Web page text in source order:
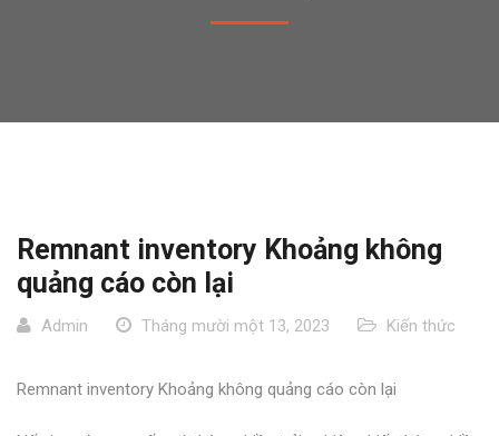
Remnant inventory Khoảng không
quảng cáo còn lại
Admin Tháng mười một 13, 2023 Kiến thức
Remnant inventory Khoảng không quảng cáo còn lại